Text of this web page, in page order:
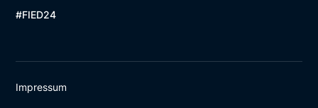
#FIED24
Impressum